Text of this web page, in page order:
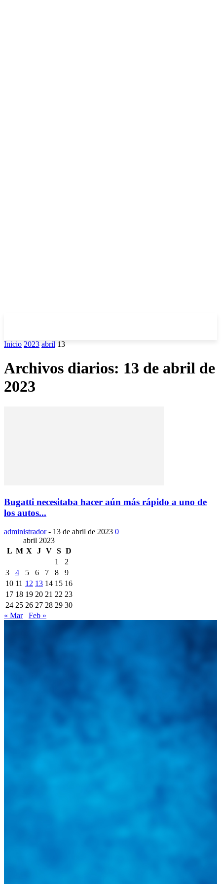
Inicio 2023 abril 13
Archivos diarios: 13 de abril de
2023
Bugatti necesitaba hacer aún más rápido a uno de
los autos...
administrador - 13 de abril de 2023 0
abril 2023
L M X J V S D
1
2
3
4 5 6 7 8
9
10 11 12 13 14 15 16
17 18 19 20 21 22 23
24 25 26 27 28 29 30
« Mar
Feb »